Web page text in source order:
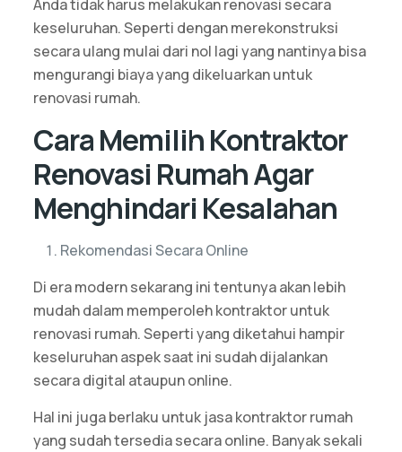
Anda tidak harus melakukan renovasi secara
keseluruhan. Seperti dengan merekonstruksi
secara ulang mulai dari nol lagi yang nantinya bisa
mengurangi biaya yang dikeluarkan untuk
renovasi rumah.
Cara Memilih Kontraktor
Renovasi Rumah Agar
Menghindari Kesalahan
Rekomendasi Secara Online
Di era modern sekarang ini tentunya akan lebih
mudah dalam memperoleh kontraktor untuk
renovasi rumah. Seperti yang diketahui hampir
keseluruhan aspek saat ini sudah dijalankan
secara digital ataupun online.
Hal ini juga berlaku untuk jasa kontraktor rumah
yang sudah tersedia secara online. Banyak sekali